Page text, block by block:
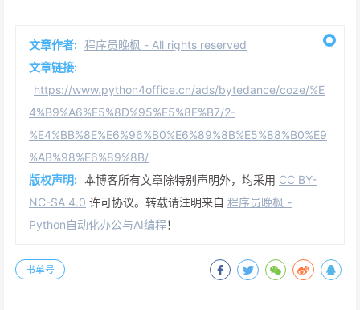
文章作者: 程序员晚枫 - All rights reserved
文章链接:
https://www.python4office.cn/ads/bytedance/coze/%E
4%B9%A6%E5%8D%95%E5%8F%B7/2-
%E4%BB%8E%E6%96%B0%E6%89%8B%E5%88%B0%E9
%AB%98%E6%89%8B/
版权声明: 本博客所有文章除特别声明外，均采用 CC BY-
NC-SA 4.0 许可协议。转载请注明来自 程序员晚枫 -
Python自动化办公与AI编程！
书单号